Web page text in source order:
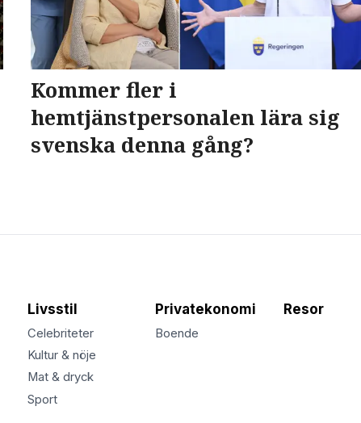
Kommer fler i
hemtjänstpersonalen lära sig
svenska denna gång?
Livsstil
Celebriteter
Kultur & nöje
Mat & dryck
Sport
Privatekonomi
Boende
Resor